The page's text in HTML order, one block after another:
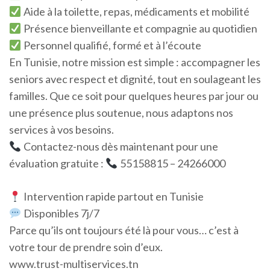
Aide à la toilette, repas, médicaments et mobilité
Présence bienveillante et compagnie au quotidien
Personnel qualifié, formé et à l’écoute
En Tunisie, notre mission est simple : accompagner les
seniors avec respect et dignité, tout en soulageant les
familles. Que ce soit pour quelques heures par jour ou
une présence plus soutenue, nous adaptons nos
services à vos besoins.
Contactez-nous dès maintenant pour une
évaluation gratuite :
55158815 – 24266000
Intervention rapide partout en Tunisie
Disponibles 7j/7
Parce qu’ils ont toujours été là pour vous… c’est à
votre tour de prendre soin d’eux.
www.trust-multiservices.tn